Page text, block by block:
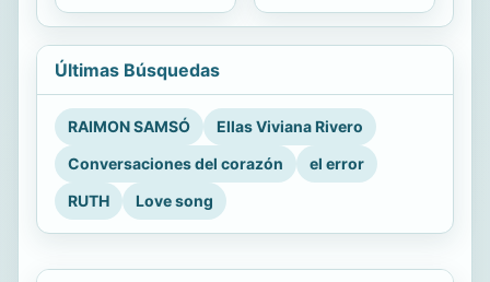
Últimas Búsquedas
RAIMON SAMSÓ
Ellas Viviana Rivero
Conversaciones del corazón
el error
RUTH
Love song